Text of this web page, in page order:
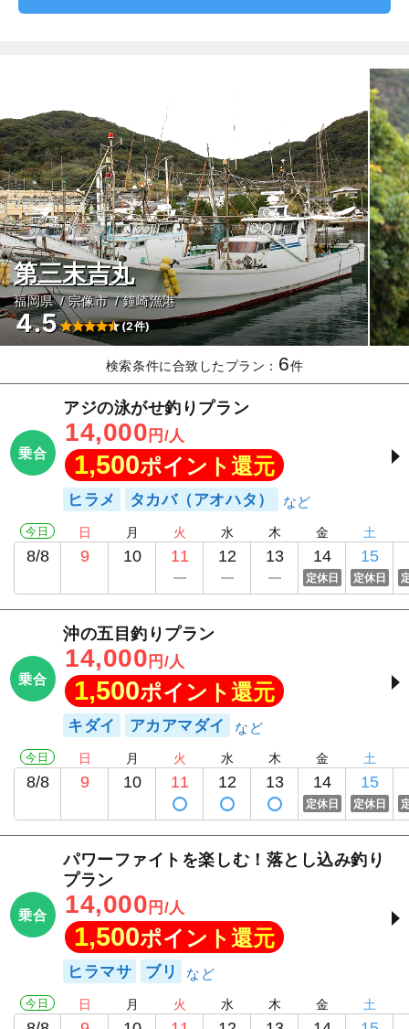
第三末吉丸
福岡県 宗像市 鐘崎漁港
4.5 (2件)
検索条件に合致したプラン： 6件
乗合
アジの泳がせ釣りプラン
14,000 円/人
1,500ポイント還元
ヒラメ タカバ（アオハタ）
今日
8/8
日
9
月
10
火
11
水
12
木
13
金
14
定休日
土
15
定休日
乗合
沖の五目釣りプラン
14,000 円/人
1,500ポイント還元
キダイ アカアマダイ
今日
8/8
日
9
月
10
火
11
水
12
木
13
金
14
定休日
土
15
定休日
乗合
パワーファイトを楽しむ！落とし込み釣り
プラン
14,000 円/人
1,500ポイント還元
ヒラマサ ブリ
今日 日 月 火 水 木 金 土